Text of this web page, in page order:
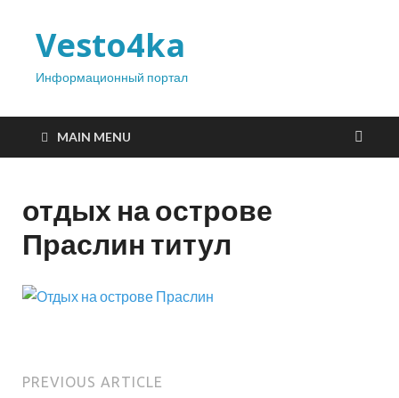
Vesto4ka
Информационный портал
MAIN MENU
отдых на острове
Праслин титул
PREVIOUS ARTICLE